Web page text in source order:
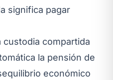
significa pagar
custodia compartida
la pensión de
económico